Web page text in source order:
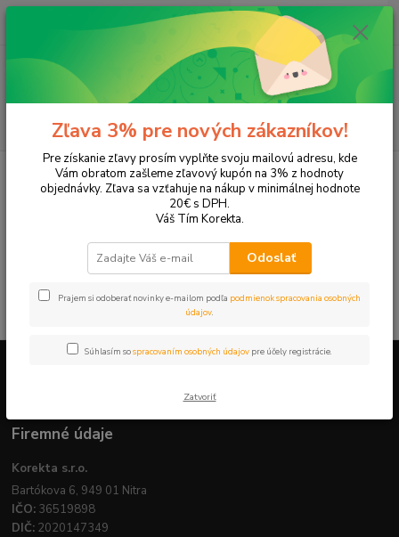
Hľadať
ks
za 0,00 EUR
Tonery a náplne do tlačiarní Hewlett Packard
HP OfficeJet
OfficeJet 4314
OfficeJet 4314
V tejto kategórii nebol nájdený žiadny tovar.
Firemné údaje a informácie
Firemné údaje
Korekta s.r.o.
Bartókova 6, 949 01 Nitra
IČO: 36519898
DIČ: 2020147349
Zľava 3% pre nových zákazníkov!
Pre získanie zľavy prosím vyplňte svoju mailovú adresu, kde
Vám obratom zašleme zľavový kupón na 3% z hodnoty
objednávky. Zľava sa vzťahuje na nákup v minimálnej hodnote
20€ s DPH.
Váš Tím Korekta.
Odoslať
Prajem si odoberať novinky e-mailom podľa podmienok spracovania osobných
údajov.
Súhlasím sospracovaním osobných údajov pre účely registrácie.
Zatvoriť